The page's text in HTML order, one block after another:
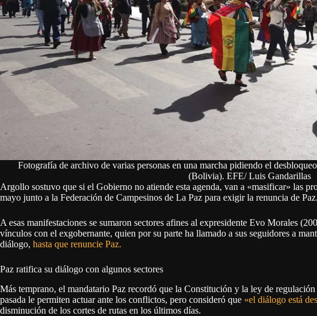
Fotografía de archivo de varias personas en una marcha pidiendo el
(Bolivia). EFE/ Luis Gandarillas
Argollo sostuvo que si el Gobierno no atiende esta agenda, van a «masificar» las
mayo junto a la Federación de Campesinos de La Paz para exigir la renuncia de Paz.
A esas manifestaciones se sumaron sectores afines al expresidente Evo Morales
vínculos con el exgobernante, quien por su parte ha llamado a sus seguidores a
diálogo, hasta que renuncie Paz.
Paz ratifica su diálogo con algunos sectores
Más temprano, el mandatario Paz recordó que la Constitución y la ley de
pasada le permiten actuar ante los conflictos, pero consideró que «el diálogo está
disminución de los cortes de rutas en los últimos días.